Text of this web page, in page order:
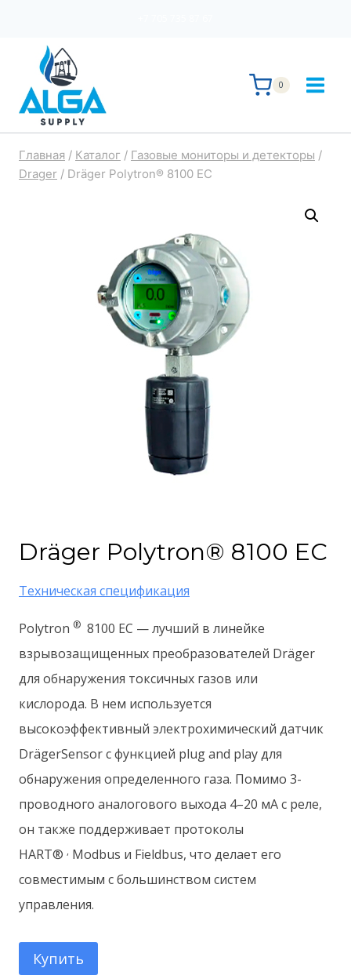
содержимому
0
Главная / Каталог / Газовые мониторы и детекторы /
Drager / Dräger Polytron® 8100 EC
Dräger Polytron® 8100 EC
Техническая спецификация
Polytron ® 8100 EC — лучший в линейке
взрывозащищенных преобразователей Dräger
для обнаружения токсичных газов или
кислорода. В нем используется
высокоэффективный электрохимический датчик
DrägerSensor с функцией plug and play для
обнаружения определенного газа. Помимо 3-
проводного аналогового выхода 4–20 мА с реле,
он также поддерживает протоколы
HART® , Modbus и Fieldbus, что делает его
совместимым с большинством систем
управления.
Купить